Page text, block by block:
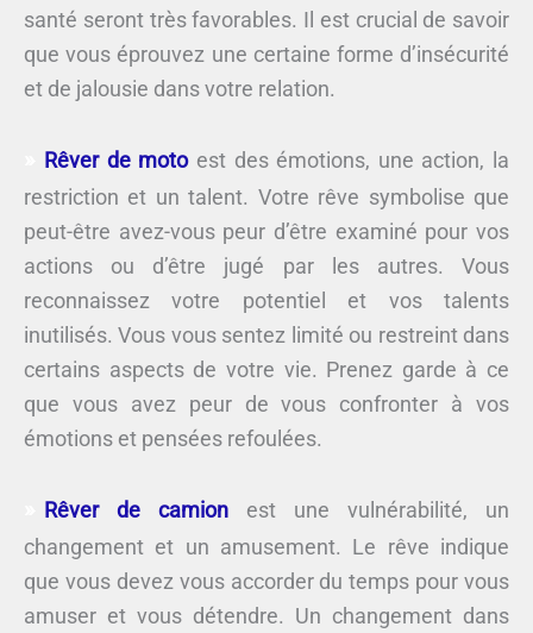
santé seront très favorables. Il est crucial de savoir
que vous éprouvez une certaine forme d’insécurité
et de jalousie dans votre relation.
Rêver de motoest des émotions, une action, la
restriction et un talent. Votre rêve symbolise que
peut-être avez-vous peur d’être examiné pour vos
actions ou d’être jugé par les autres. Vous
reconnaissez votre potentiel et vos talents
inutilisés. Vous vous sentez limité ou restreint dans
certains aspects de votre vie. Prenez garde à ce
que vous avez peur de vous confronter à vos
émotions et pensées refoulées.
Rêver de camion est une vulnérabilité, un
changement et un amusement. Le rêve indique
que vous devez vous accorder du temps pour vous
amuser et vous détendre. Un changement dans